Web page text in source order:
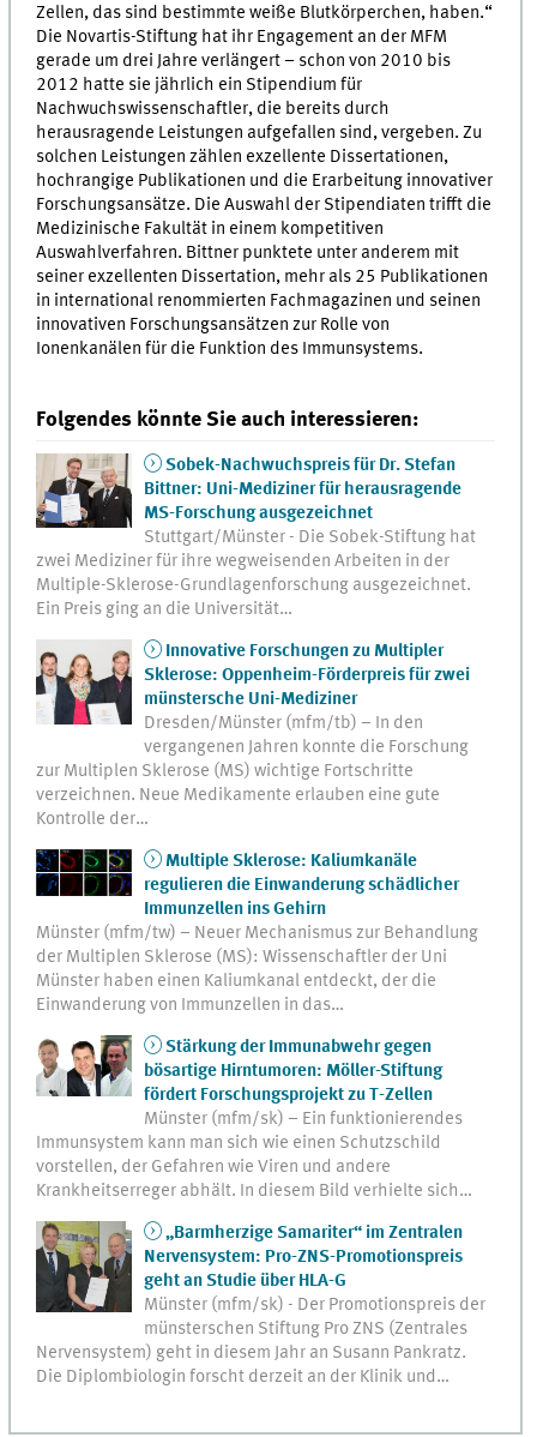
Zellen, das sind bestimmte weiße Blutkörperchen, haben.“
Die Novartis-Stiftung hat ihr Engagement an der MFM
gerade um drei Jahre verlängert – schon von 2010 bis
2012 hatte sie jährlich ein Stipendium für
Nachwuchswissenschaftler, die bereits durch
herausragende Leistungen aufgefallen sind, vergeben. Zu
solchen Leistungen zählen exzellente Dissertationen,
hochrangige Publikationen und die Erarbeitung innovativer
Forschungsansätze. Die Auswahl der Stipendiaten trifft die
Medizinische Fakultät in einem kompetitiven
Auswahlverfahren. Bittner punktete unter anderem mit
seiner exzellenten Dissertation, mehr als 25 Publikationen
in international renommierten Fachmagazinen und seinen
innovativen Forschungsansätzen zur Rolle von
Ionenkanälen für die Funktion des Immunsystems.
Folgendes könnte Sie auch interessieren:
Sobek-Nachwuchspreis für Dr. Stefan
Bittner: Uni-Mediziner für herausragende
MS-Forschung ausgezeichnet
Stuttgart/Münster - Die Sobek-Stiftung hat
zwei Mediziner für ihre wegweisenden Arbeiten in der
Multiple-Sklerose-Grundlagenforschung ausgezeichnet.
Ein Preis ging an die Universität…
Innovative Forschungen zu Multipler
Sklerose: Oppenheim-Förderpreis für zwei
münstersche Uni-Mediziner
Dresden/Münster (mfm/tb) – In den
vergangenen Jahren konnte die Forschung
zur Multiplen Sklerose (MS) wichtige Fortschritte
verzeichnen. Neue Medikamente erlauben eine gute
Kontrolle der…
Multiple Sklerose: Kaliumkanäle
regulieren die Einwanderung schädlicher
Immunzellen ins Gehirn
Münster (mfm/tw) – Neuer Mechanismus zur Behandlung
der Multiplen Sklerose (MS): Wissenschaftler der Uni
Münster haben einen Kaliumkanal entdeckt, der die
Einwanderung von Immunzellen in das…
Stärkung der Immunabwehr gegen
bösartige Hirntumoren: Möller-Stiftung
fördert Forschungsprojekt zu T-Zellen
Münster (mfm/sk) – Ein funktionierendes
Immunsystem kann man sich wie einen Schutzschild
vorstellen, der Gefahren wie Viren und andere
Krankheitserreger abhält. In diesem Bild verhielte sich…
„Barmherzige Samariter“ im Zentralen
Nervensystem: Pro-ZNS-Promotionspreis
geht an Studie über HLA-G
Münster (mfm/sk) - Der Promotionspreis der
münsterschen Stiftung Pro ZNS (Zentrales
Nervensystem) geht in diesem Jahr an Susann Pankratz.
Die Diplombiologin forscht derzeit an der Klinik und…